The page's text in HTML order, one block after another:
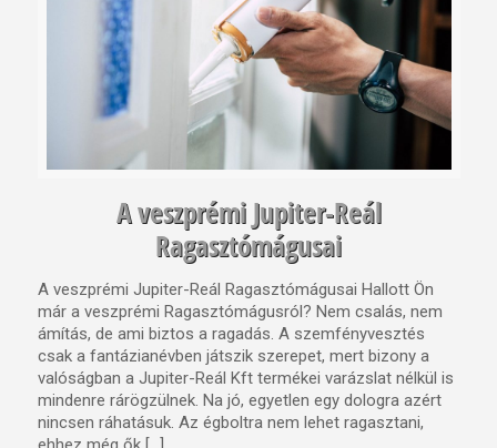
A veszprémi Jupiter-Reál
Ragasztómágusai
A veszprémi Jupiter-Reál Ragasztómágusai Hallott Ön
már a veszprémi Ragasztómágusról? Nem csalás, nem
ámítás, de ami biztos a ragadás. A szemfényvesztés
csak a fantázianévben játszik szerepet, mert bizony a
valóságban a Jupiter-Reál Kft termékei varázslat nélkül is
mindenre rárögzülnek. Na jó, egyetlen egy dologra azért
nincsen ráhatásuk. Az égboltra nem lehet ragasztani,